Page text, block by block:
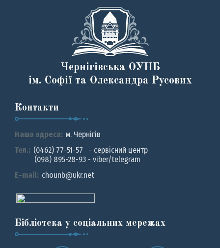
Чернігівська ОУНБ
ім. Софії та Олександра Русових
Контакти
Наша адреса: м. Чернiгiв
Тел.: (0462) 77-51-57 - сервісний центр
(098) 895-28-93 - viber/telegram
E-mail: chounb@ukr.net
Бібліотека у соціальних мережах